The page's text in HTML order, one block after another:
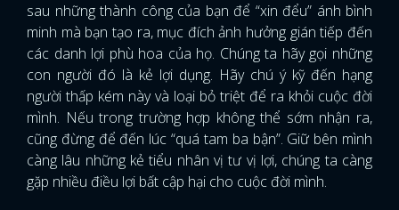
sau những thành công của bạn để “xin đểu” ánh bình
minh mà bạn tạo ra, mục đích ảnh hưởng gián tiếp đến
các danh lợi phù hoa của họ. Chúng ta hãy gọi những
con người đó là kẻ lợi dụng. Hãy chú ý kỹ đến hạng
người thấp kém này và loại bỏ triệt để ra khỏi cuộc đời
mình. Nếu trong trường hợp không thể sớm nhận ra,
cũng đừng để đến lúc “quá tam ba bận”. Giữ bên mình
càng lâu những kẻ tiểu nhân vị tư vị lợi, chúng ta càng
gặp nhiều điều lợi bất cập hại cho cuộc đời mình.